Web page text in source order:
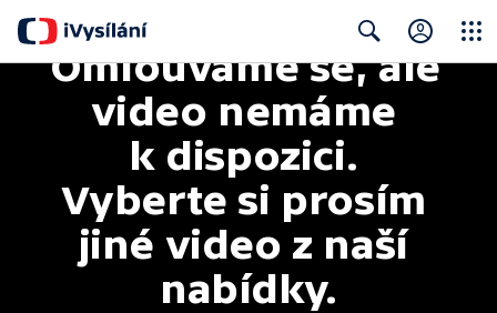
Search
Omlouváme se, ale
video nemáme
k dispozici.
Vyberte si prosím
jiné video z naší
nabídky.